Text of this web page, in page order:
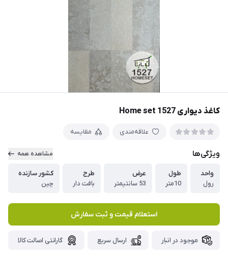
کاغذ دیواری Home set 1527
علاقه‌مندی مقایسه
ویژگی‌ها مشاهده همه
واحد
رول
طول
10متر
عرض
53 سانتیمتر
طرح
بافت دار
کشور سازنده
چین
استعلام قیمت و ثبت سفارش
موجود در انبار ارسال سریع گارانتی اصالت کالا